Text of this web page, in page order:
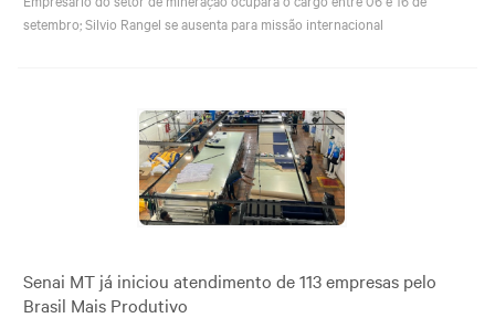
setembro; Silvio Rangel se ausenta para missão internacional
Senai MT já iniciou atendimento de 113 empresas pelo
Brasil Mais Produtivo